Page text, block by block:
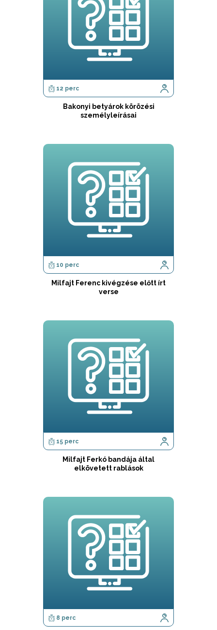
12 perc
Bakonyi betyárok körözési
személyleírásai
10 perc
Milfajt Ferenc kivégzése előtt írt
verse
15 perc
Milfajt Ferkó bandája által
elkövetett rablások
8 perc